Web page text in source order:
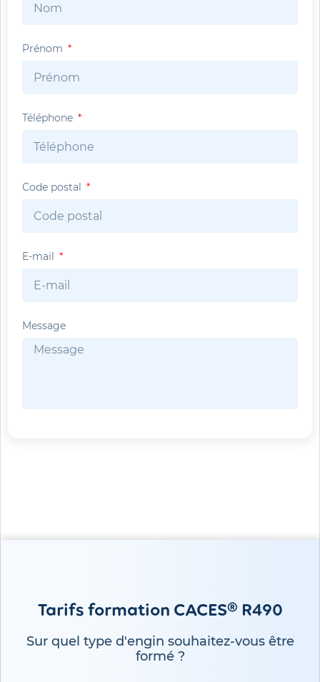
Prénom
Téléphone
Code postal
E-mail
Message
Tarifs formation CACES® R490
Sur quel type d'engin souhaitez-vous être
formé ?